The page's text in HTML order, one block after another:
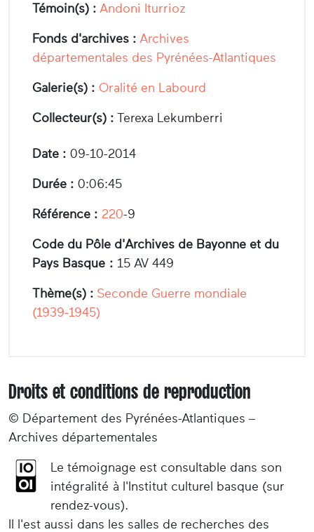
Témoin(s) : Andoni Iturrioz
Fonds d'archives : Archives
départementales des Pyrénées-Atlantiques
Galerie(s) : Oralité en Labourd
Collecteur(s) : Terexa Lekumberri
Date : 09-10-2014
Durée : 0:06:45
Référence : 220-9
Code du Pôle d'Archives de Bayonne et du
Pays Basque : 15 AV 449
Thème(s) : Seconde Guerre mondiale
(1939-1945)
Droits et conditions de reproduction
© Département des Pyrénées-Atlantiques –
Archives départementales
Le témoignage est consultable dans son
intégralité à l'Institut culturel basque (sur
rendez-vous).
Il l'est aussi dans les salles de recherches des